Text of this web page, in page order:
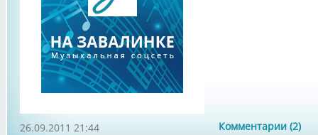
Комментарии (2)
26.09.2011 21:44